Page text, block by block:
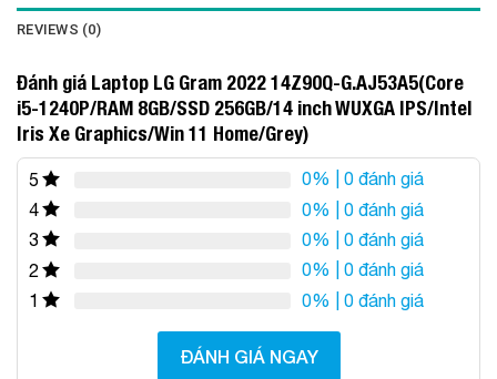
REVIEWS (0)
Đánh giá Laptop LG Gram 2022 14Z90Q-G.AJ53A5(Core
i5-1240P/RAM 8GB/SSD 256GB/14 inch WUXGA IPS/Intel
Iris Xe Graphics/Win 11 Home/Grey)
5 0% | 0 đánh giá
4
0% | 0 đánh giá
3
0% | 0 đánh giá
2
0% | 0 đánh giá
1
0% | 0 đánh giá
ĐÁNH GIÁ NGAY